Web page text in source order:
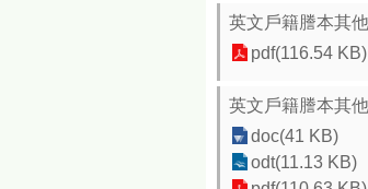
英文戶籍謄本其
pdf(116.54 KB)
英文戶籍謄本其
doc(41 KB)
odt(11.13 KB)